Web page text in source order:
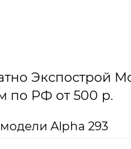
Экспострой
по РФ от 500 р.
Alpha 293